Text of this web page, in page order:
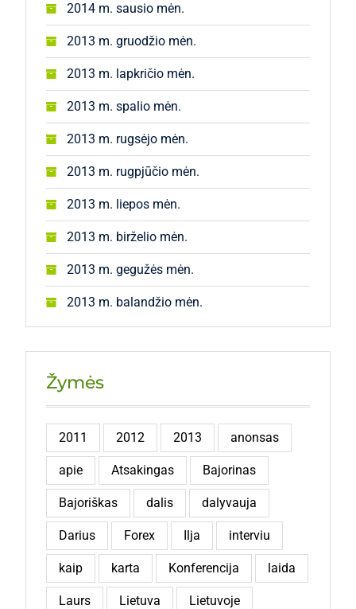
2014 m. sausio mėn.
2013 m. gruodžio mėn.
2013 m. lapkričio mėn.
2013 m. spalio mėn.
2013 m. rugsėjo mėn.
2013 m. rugpjūčio mėn.
2013 m. liepos mėn.
2013 m. birželio mėn.
2013 m. gegužės mėn.
2013 m. balandžio mėn.
Žymės
2011 2012 2013 anonsas
apie Atsakingas Bajorinas
Bajoriškas dalis dalyvauja
Darius Forex Ilja interviu
kaip karta Konferencija laida
Laurs Lietuva Lietuvoje